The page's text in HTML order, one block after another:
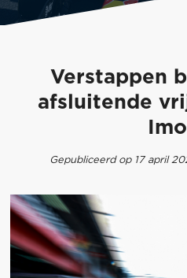
Verstappen
afsluitende
Gepubliceerd op 17 april